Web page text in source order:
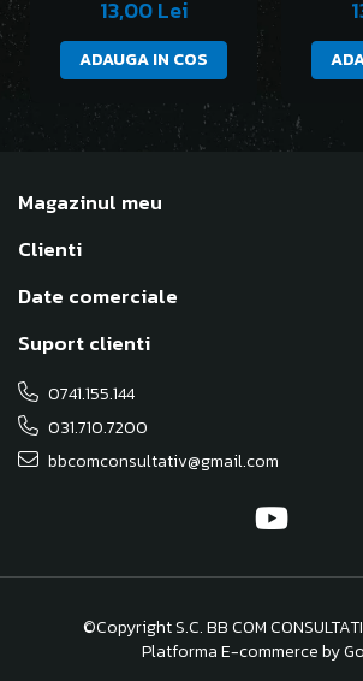
13,00 Lei
ADAUGA IN COS
Magazinul meu
Clienti
Date comerciale
Suport clienti
0741.155.144
031.710.7200
bbcomconsultativ@gmail.com
©Copyright S.C. BB COM
Platforma E-commerce by